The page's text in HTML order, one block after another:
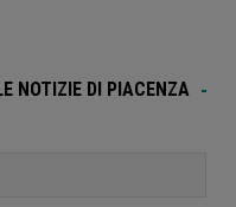
NOTIZIE DI PIACENZA